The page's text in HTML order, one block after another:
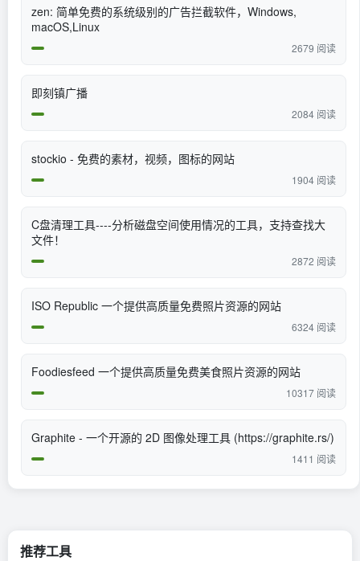
zen: 简单免费的系统级别的广告拦截软件，Windows,
macOS,Linux
2679 阅读
即刻镇广播
2084 阅读
stockio - 免费的素材，视频，图标的网站
1904 阅读
C盘清理工具----分析磁盘空间使用情况的工具，支持查找大
文件！
2872 阅读
​ISO Republic 一个提供高质量免费照片资源的网站
6324 阅读
Foodiesfeed 一个提供高质量免费美食照片资源的网站
10317 阅读
Graphite - 一个开源的 2D 图像处理工具 (https://graphite.rs/)
1411 阅读
推荐工具